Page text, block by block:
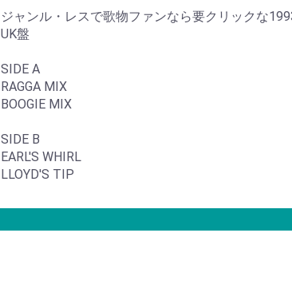
ジャンル・レスで歌物ファンなら要クリックな
UK盤
SIDE A
RAGGA MIX
BOOGIE MIX
SIDE B
EARL'S WHIRL
LLOYD'S TIP